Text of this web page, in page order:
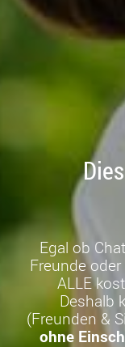
Egal ob
Freunde
ALLE
Deshalb
(Freunden &
ohne